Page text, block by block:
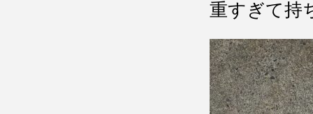
重すぎて持